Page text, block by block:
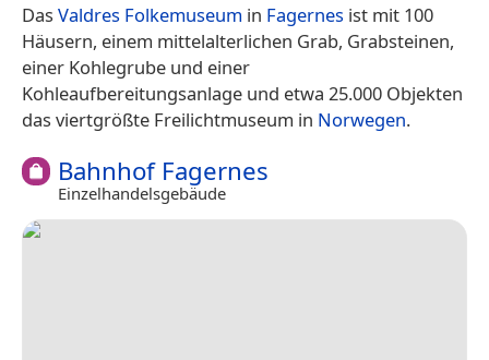
Das Valdres Folkemuseum in Fagernes ist mit 100
Häusern, einem mittelalterlichen Grab, Grabsteinen,
einer Kohlegrube und einer
Kohleaufbereitungsanlage und etwa 25.000 Objekten
das viertgrößte Freilichtmuseum in Norwegen.
Bahnhof Fagernes
Einzelhandelsgebäude